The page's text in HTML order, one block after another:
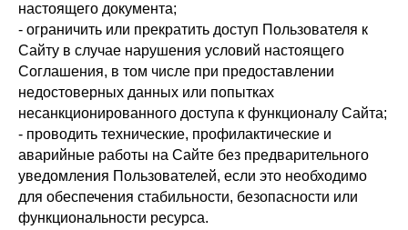
настоящего документа;
- ограничить или прекратить доступ Пользователя к
Сайту в случае нарушения условий настоящего
Соглашения, в том числе при предоставлении
недостоверных данных или попытках
несанкционированного доступа к функционалу Сайта;
- проводить технические, профилактические и
аварийные работы на Сайте без предварительного
уведомления Пользователей, если это необходимо
для обеспечения стабильности, безопасности или
функциональности ресурса.